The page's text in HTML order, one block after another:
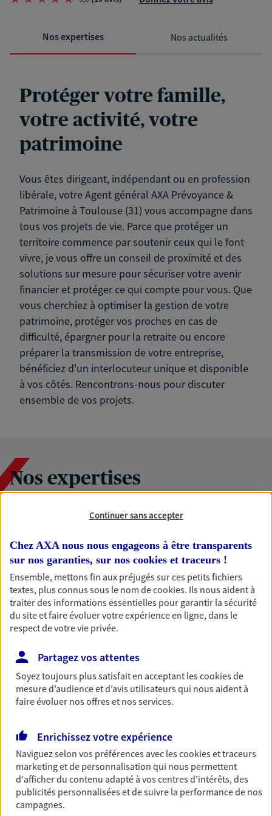
Nos expertises Nos actualités
Protéger votre famille,
votre activité, votre
patrimoine
Vous êtes dirigeant, indépendant ou en profession
libérale, votre Agent général AXA Prévoyance &
Patrimoine à Toulouse (31) vous accompagne dans
tous vos projets de vie. Parce que protéger un
territoire commence par soutenir ceux qui le font
vivre, je vous offre un conseil de proximité et des
solutions sur mesure pour sécuriser votre avenir
financier et protéger ce qui compte pour vous. Que
vous cherchiez à optimiser la gestion de votre
patrimoine, protéger vos proches en cas de
difficulté, épargner pour la retraite ou encore
préparer la transmission de votre entreprise,
bénéficiez d'un interlocuteur unique et disponible
à vos côtés. Rencontrons-nous pour discuter
ensemble de vos projets.
Nos expertises
professionnels et les
entreprises
Comme vous, nous sommes des indépendants. Nous
bâtissons ensemble des solutions cohérentes pour
protéger votre activité, vos collaborateurs... mais aussi
vous-même et votre famille.
Accompagner vos projets de
vie
Achat immobilier, installation, départ à la retraite…
d'assurance et d'épargne. Recevez un conseil d'expert
cohérent avec vos besoins
Vous aider à constituer une
épargne
Continuer sans accepter
Chez AXA nous nous engageons à être transparents
sur nos garanties, sur nos cookies et traceurs !
Ensemble, mettons fin aux préjugés sur ces petits fichiers
textes, plus connus sous le nom decookies. Ils nous aident à
traiter des informations essentielles pour garantir la sécurité
du site et faire évoluer votre expérience en ligne, dans le
respect de votre vie privée.
Partagez vos attentes
Soyez toujours plus satisfait en acceptant lescookiesde
mesure d’audience et d’avis utilisateurs qui nous aident à
faire évoluer nos offres et nos services.
Enrichissez votre expérience
Naviguez selon vos préférences avec lescookies et traceurs
marketing et de personnalisation qui nous permettent
d'afficher du contenu adapté à vos centres d'intérêts, des
publicités personnalisées et de suivre la performance de nos
campagnes.